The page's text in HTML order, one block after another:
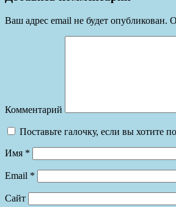
Ваш адрес email не будет опубликован.
Комментарий
Поставьте галочку, если вы хотите
Имя *
Email *
Сайт